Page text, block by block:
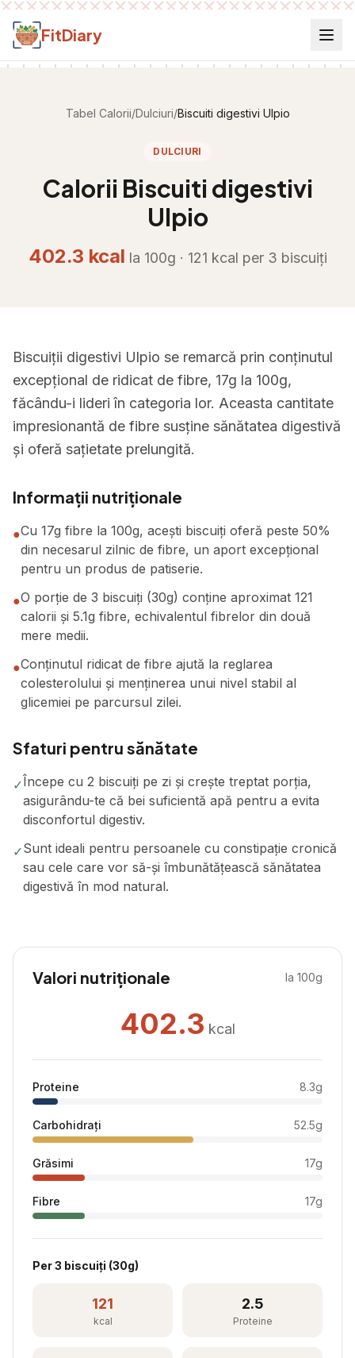
Salt la conținut
FitDiary
Tabel Calorii/Dulciuri/Biscuiti digestivi Ulpio
DULCIURI
Calorii Biscuiti digestivi
Ulpio
402.3 kcal la 100g · 121 kcal per 3 biscuiți
Biscuiții digestivi Ulpio se remarcă prin conținutul
excepțional de ridicat de fibre, 17g la 100g,
făcându-i lideri în categoria lor. Aceasta cantitate
impresionantă de fibre susține sănătatea digestivă
și oferă sațietate prelungită.
Informații nutriționale
●Cu 17g fibre la 100g, acești biscuiți oferă peste 50%
din necesarul zilnic de fibre, un aport excepțional
pentru un produs de patiserie.
●O porție de 3 biscuiți (30g) conține aproximat 121
calorii și 5.1g fibre, echivalentul fibrelor din două
mere medii.
●Conținutul ridicat de fibre ajută la reglarea
colesterolului și menținerea unui nivel stabil al
glicemiei pe parcursul zilei.
Sfaturi pentru sănătate
✓Începe cu 2 biscuiți pe zi și crește treptat porția,
asigurându-te că bei suficientă apă pentru a evita
disconfortul digestiv.
✓Sunt ideali pentru persoanele cu constipație cronică
sau cele care vor să-și îmbunătățească sănătatea
digestivă în mod natural.
Valori nutriționale la 100g
402.3 kcal
Proteine 8.3g
Carbohidrați 52.5g
Grăsimi 17g
Fibre 17g
Per3 biscuiți (30g)
121
kcal
2.5
Proteine